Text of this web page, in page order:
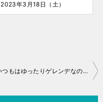
2023年3月18日（土）
いつもはゆったりゲレンデなのに 2019-20 イントラ日誌 No.05 裏磐梯